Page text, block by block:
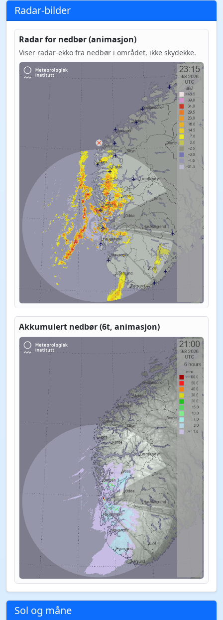
Radar-bilder
Radar for nedbør (animasjon)
Viser radar-ekko fra nedbør i området, ikke skydekke.
Akkumulert nedbør (6t, animasjon)
Sol og måne